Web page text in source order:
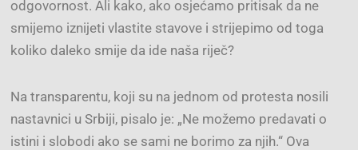
odgovornost. Ali kako, ako osjećamo pritisak da ne
smijemo iznijeti vlastite stavove i strijepimo od toga
koliko daleko smije da ide naša riječ?
Na transparentu, koji su na jednom od protesta nosili
nastavnici u Srbiji, pisalo je: „Ne možemo predavati o
istini i slobodi ako se sami ne borimo za njih.“ Ova